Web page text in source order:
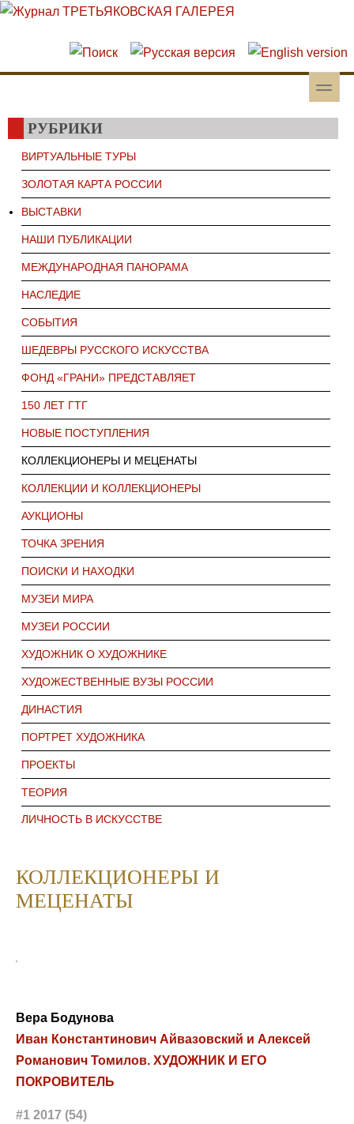
Перейти к основному содержанию
Skip to search
toggle
РУБРИКИ
ВИРТУАЛЬНЫЕ ТУРЫ
ЗОЛОТАЯ КАРТА РОССИИ
ВЫСТАВКИ
НАШИ ПУБЛИКАЦИИ
МЕЖДУНАРОДНАЯ ПАНОРАМА
НАСЛЕДИЕ
СОБЫТИЯ
ШЕДЕВРЫ РУССКОГО ИСКУССТВА
ФОНД «ГРАНИ» ПРЕДСТАВЛЯЕТ
150 ЛЕТ ГТГ
НОВЫЕ ПОСТУПЛЕНИЯ
КОЛЛЕКЦИОНЕРЫ И МЕЦЕНАТЫ
КОЛЛЕКЦИИ И КОЛЛЕКЦИОНЕРЫ
АУКЦИОНЫ
ТОЧКА ЗРЕНИЯ
ПОИСКИ И НАХОДКИ
МУЗЕИ МИРА
МУЗЕИ РОССИИ
ХУДОЖНИК О ХУДОЖНИКЕ
ХУДОЖЕСТВЕННЫЕ ВУЗЫ РОССИИ
ДИНАСТИЯ
ПОРТРЕТ ХУДОЖНИКА
ПРОЕКТЫ
ТЕОРИЯ
ЛИЧНОСТЬ В ИСКУССТВЕ
КОЛЛЕКЦИОНЕРЫ И
МЕЦЕНАТЫ
Вера Бодунова
Иван Константинович Айвазовский и Алексей
Романович Томилов. ХУДОЖНИК И ЕГО
ПОКРОВИТЕЛЬ
#1 2017 (54)